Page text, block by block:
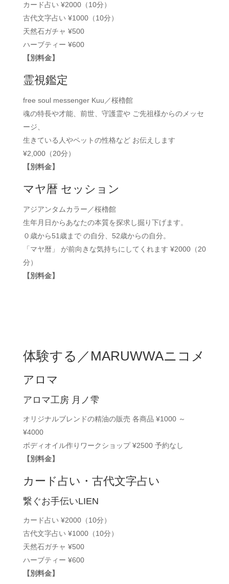
カード占い ¥2000（10分）
古代文字占い ¥1000（10分）
天然石ガチャ ¥500
ハーブティー ¥600
【別料金】
霊視鑑定
free soul messenger Kuu／桜櫓館
魂の特長や才能、前世、守護霊や ご先祖様からのメッセ
ージ、
生きている人やペットの性格など お伝えします
¥2,000（20分）
【別料金】
マヤ暦 セッション
アジアンタムカラー／桜櫓館
生年月日からあなたの本質を探求し掘り下げます。
０歳から51歳まで の自分、52歳からの自分。
「マヤ暦」 が前向きな気持ちにしてくれます ¥2000（20
分）
【別料金】
体験する／MARUWWAニコメ
アロマ
アロマ工房 月ノ雫
オリジナルブレンドの精油の販売 各商品 ¥1000 ～
¥4000
ボディオイル作りワークショップ ¥2500 予約なし
【別料金】
カード占い・古代文字占い
繋ぐお手伝いLIEN
カード占い ¥2000（10分）
古代文字占い ¥1000（10分）
天然石ガチャ ¥500
ハーブティー ¥600
【別料金】